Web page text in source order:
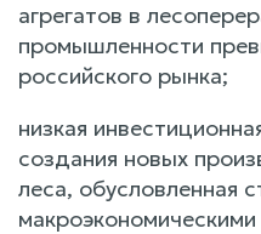
агрегатов в
промышленности
российского рынка;
низкая
создания новых
леса, обусловленная